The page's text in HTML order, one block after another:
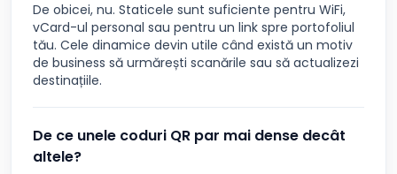
De obicei, nu. Staticele sunt suficiente pentru WiFi,
vCard-ul personal sau pentru un link spre portofoliul
tău. Cele dinamice devin utile când există un motiv
de business să urmărești scanările sau să actualizezi
destinațiile.
De ce unele coduri QR par mai dense decât
altele?